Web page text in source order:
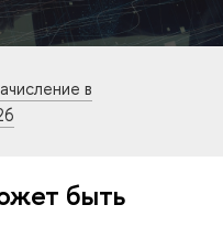
в
быть